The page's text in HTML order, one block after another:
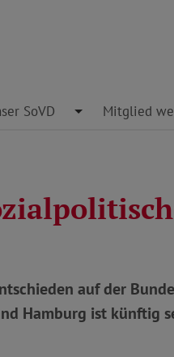
SoVD ToggleMitglied
auf der
Hamburg ist künftig